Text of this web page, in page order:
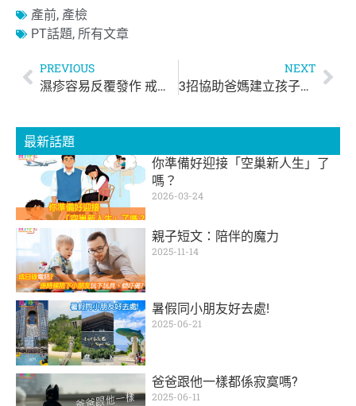
產前, 產檢
PT話題, 所有文章
PREVIOUS
濕疹容易反覆發作 戒口好重要
NEXT
3招協助爸媽建立孩子自信心
最新話題
你準備好迎接「空巢新人生」了
嗎？
2026-03-24
親子短文：陪伴的魔力
2025-11-14
暑假同小朋友好去處!
2025-06-21
爸爸跟他一樣都係寂寞嗎?
2025-06-11